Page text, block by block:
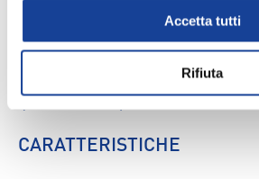
Accetta tutti
Rifiuta
Con i pantaloncini Pro Touch potrai
emozioni del calcio. Realizzato con
CARATTERISTICHE: - Realizzato
CARATTERISTICHE